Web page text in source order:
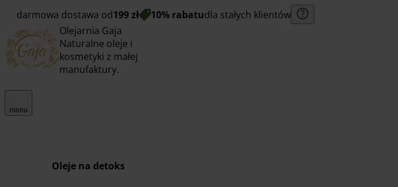
darmowa dostawa od199 zł 10% rabatudla stałych klientów
Olejarnia Gaja
Naturalne oleje i
kosmetyki z małej
manufaktury.
menu
Oleje na detoks